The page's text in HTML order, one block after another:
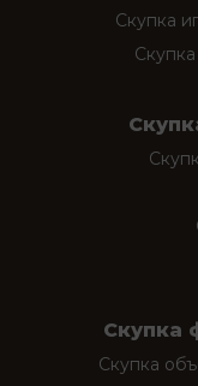
Скупка
Скупка
Скупка